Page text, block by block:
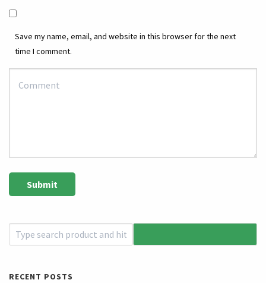
Save my name, email, and website in this browser for the next
time I comment.
RECENT POSTS